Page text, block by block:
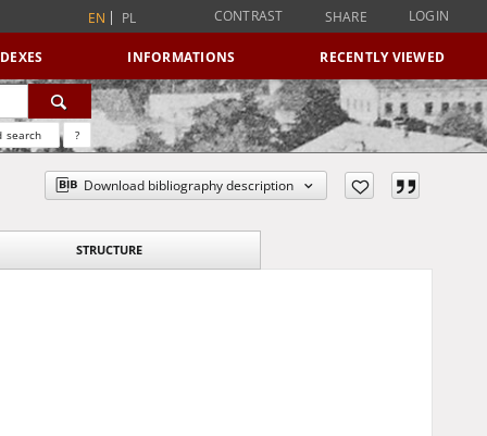
EN PL CONTRAST SHARE LOGIN
INFORMATIONS RECENTLY VIEWED
search ?
Download bibliography description
STRUCTURE